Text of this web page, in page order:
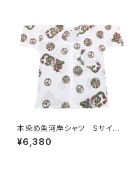
本染め魚河岸シャツ Sサイ
ズ 認定証付き 木綿晒 平和
柄 白×迷彩カモ 日本製 注
¥6,380